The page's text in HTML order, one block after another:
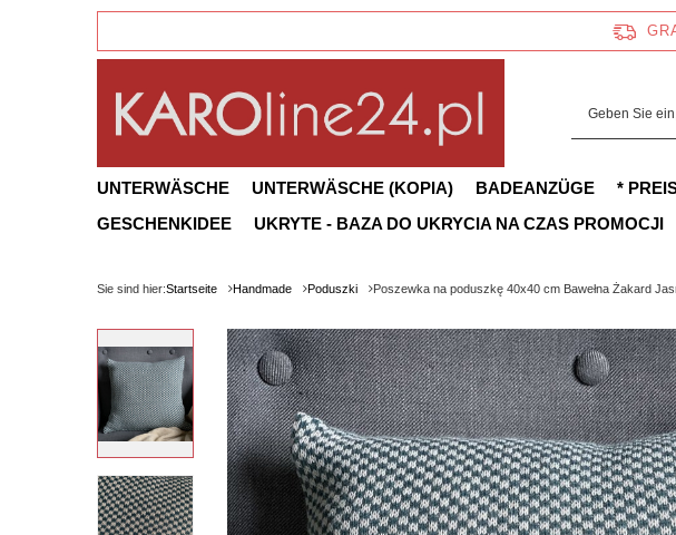
UNTERWÄSCHE UNTERWÄSCHE (KOPIA) BADEANZÜGE *
GESCHENKIDEE
UKRYTE - BAZA DO UKRYCIA NA CZAS PROMOCJI
Sie sind hier:Startseite Handmade Poduszki Poszewka na poduszkę 40x40 cm Bawełna Żakard